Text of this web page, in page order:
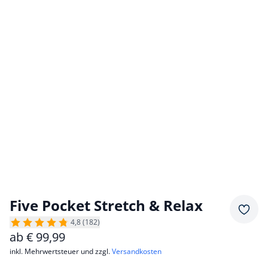
Five Pocket Stretch & Relax
4,8 (182)
ab€ 99,99
inkl. Mehrwertsteuer und zzgl.Versandkosten